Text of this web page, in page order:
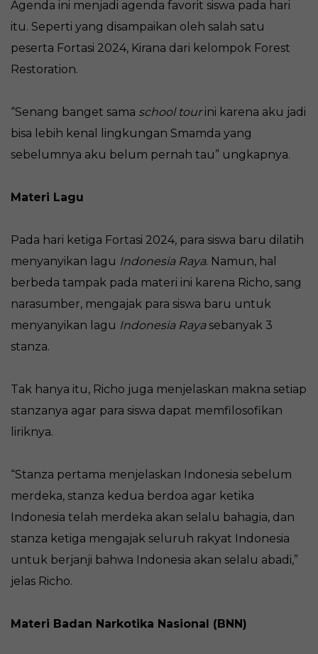
Agenda ini menjadi agenda favorit siswa pada hari
itu. Seperti yang disampaikan oleh salah satu
peserta Fortasi 2024, Kirana dari kelompok Forest
Restoration.
“Senang banget sama school tourini karena aku jadi
bisa lebih kenal lingkungan Smamda yang
sebelumnya aku belum pernah tau” ungkapnya.
Materi Lagu
Pada hari ketiga Fortasi 2024, para siswa baru dilatih
menyanyikan lagu Indonesia Raya. Namun, hal
berbeda tampak pada materi ini karena Richo, sang
narasumber, mengajak para siswa baru untuk
menyanyikan lagu Indonesia Rayasebanyak 3
stanza.
Tak hanya itu, Richo juga menjelaskan makna setiap
stanzanya agar para siswa dapat memfilosofikan
liriknya.
“Stanza pertama menjelaskan Indonesia sebelum
merdeka, stanza kedua berdoa agar ketika
Indonesia telah merdeka akan selalu bahagia, dan
stanza ketiga mengajak seluruh rakyat Indonesia
untuk berjanji bahwa Indonesia akan selalu abadi,”
jelas Richo.
Materi Badan Narkotika Nasional (BNN)